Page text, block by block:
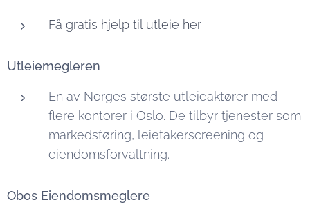
Få gratis hjelp til utleie her
Utleiemegleren
En av Norges største utleieaktører med
flere kontorer i Oslo. De tilbyr tjenester som
markedsføring, leietakerscreening og
eiendomsforvaltning.
Obos Eiendomsmeglere